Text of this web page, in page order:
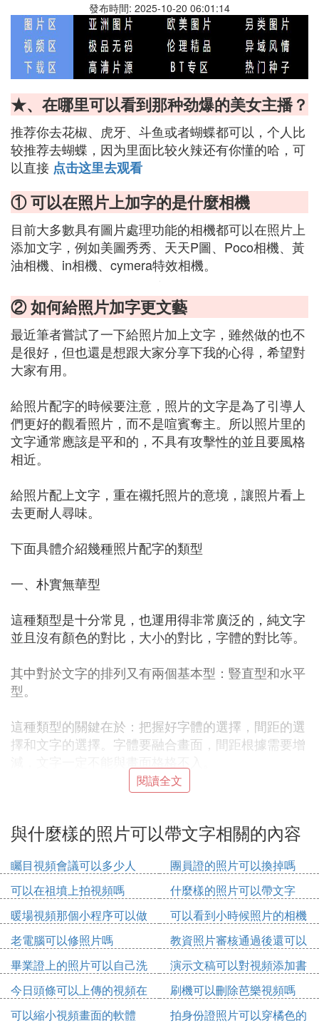
發布時間: 2025-10-20 06:01:14
★、在哪里可以看到那种劲爆的美女主播？
推荐你去花椒、虎牙、斗鱼或者蝴蝶都可以，个人比
较推荐去蝴蝶，因为里面比较火辣还有你懂的哈，可
以直接 点击这里去观看
① 可以在照片上加字的是什麼相機
目前大多數具有圖片處理功能的相機都可以在照片上
添加文字，例如美圖秀秀、天天P圖、Poco相機、黃
油相機、in相機、cymera特效相機。
② 如何給照片加字更文藝
最近筆者嘗試了一下給照片加上文字，雖然做的也不
是很好，但也還是想跟大家分享下我的心得，希望對
大家有用。
給照片配字的時候要注意，照片的文字是為了引導人
們更好的觀看照片，而不是喧賓奪主。所以照片里的
文字通常應該是平和的，不具有攻擊性的並且要風格
相近。
給照片配上文字，重在襯托照片的意境，讓照片看上
去更耐人尋味。
下面具體介紹幾種照片配字的類型
一、朴實無華型
這種類型是十分常見，也運用得非常廣泛的，純文字
並且沒有顏色的對比，大小的對比，字體的對比等。
其中對於文字的排列又有兩個基本型：豎直型和水平
型。
這種類型的關鍵在於：把握好字體的選擇，間距的選
擇和文字的選擇。字體要融合畫面，間距根據需要增
底紋型就是在文字區域製造一個底紋，將文字與畫面
讓你擁有更大的空間選擇文字與排版，並且能更加有
效的凸出文字。
當我們在畫面輸入文字的時候，因為顏色差異不大的
關系，文字經常被畫面掩蓋掉的情況也可以通過添加
底紋來解決。
我們還可以通過讓底紋本身具有設計感、調整不透明
度等方法讓底紋更好的融合進畫面而不顯突兀
閱讀全文
與什麼樣的照片可以帶文字相關的內容
矚目視頻會議可以多少人
團員證的照片可以換掉嗎
可以在祖墳上拍視頻嗎
什麼樣的照片可以帶文字
暖場視頻那個小程序可以做
可以看到小時候照片的相機
老電腦可以修照片嗎
教資照片審核通過後還可以
修改嗎
畢業證上的照片可以自己洗
嗎
演示文稿可以對視頻添加書
簽嗎
今日頭條可以上傳的視頻在
哪裡
刷機可以刪除芭樂視頻嗎
可以縮小視頻畫面的軟體
拍身份證照片可以穿橘色的